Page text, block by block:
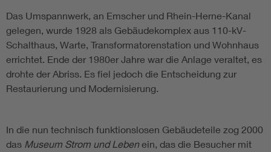
Das Umspannwerk, an Emscher und Rhein-Herne-Kanal
gelegen, wurde 1928 als Gebäudekomplex aus 110-kV-
Schalthaus, Warte, Transformatorenstation und Wohnhaus
errichtet. Ende der 1980er Jahre war die Anlage veraltet, es
drohte der Abriss. Es fiel jedoch die Entscheidung zur
Restaurierung und Modernisierung.
In die nun technisch funktionslosen Gebäudeteile zog 2000
das Museum Strom und Lebenein, das die Besucher mit